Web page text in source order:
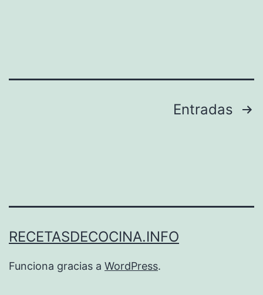
Entradas
RECETASDECOCINA.INFO
Funciona gracias a WordPress.